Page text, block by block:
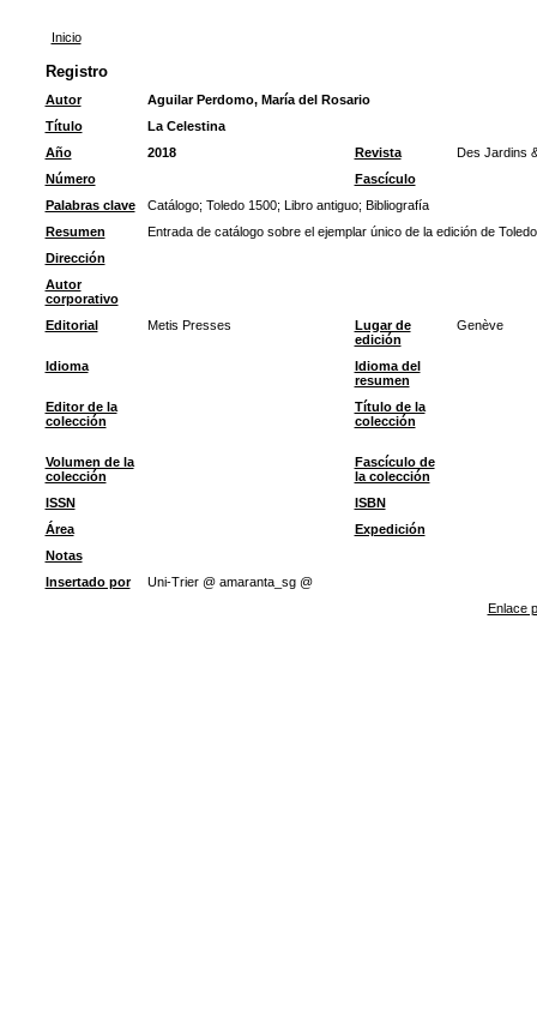
Inicio
Registro
Autor
Aguilar Perdomo, María del Rosario
Título
La Celestina
Año
2018 Revista
Des Jardins
Número
Fascículo
Palabras clave
Catálogo; Toledo 1500; Libro antiguo; Bibliografía
Resumen
Entrada de catálogo sobre el ejemplar único de la edición de
Dirección
Autor
corporativo
Editorial
Metis Presses
Lugar de
edición
Genève
Idioma
Idioma del
resumen
Editor de la
colección
Título de la
colección
Volumen de la
colección
Fascículo de
la colección
ISSN
ISBN
Área
Expedición
Notas
Insertado por
Uni-Trier @ amaranta_sg @
Enlace